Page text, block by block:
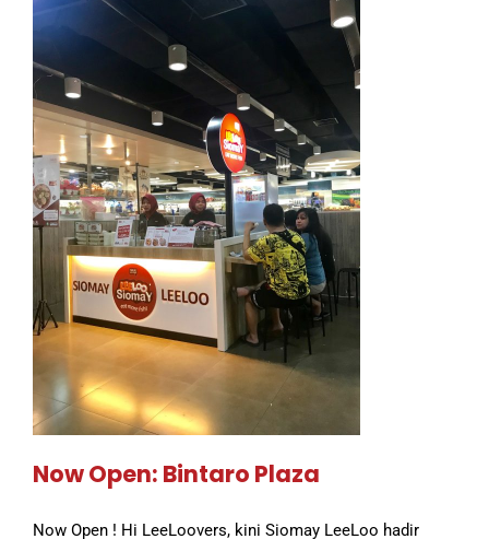
Now Open: Bintaro Plaza
Now Open ! Hi LeeLoovers, kini Siomay LeeLoo hadir